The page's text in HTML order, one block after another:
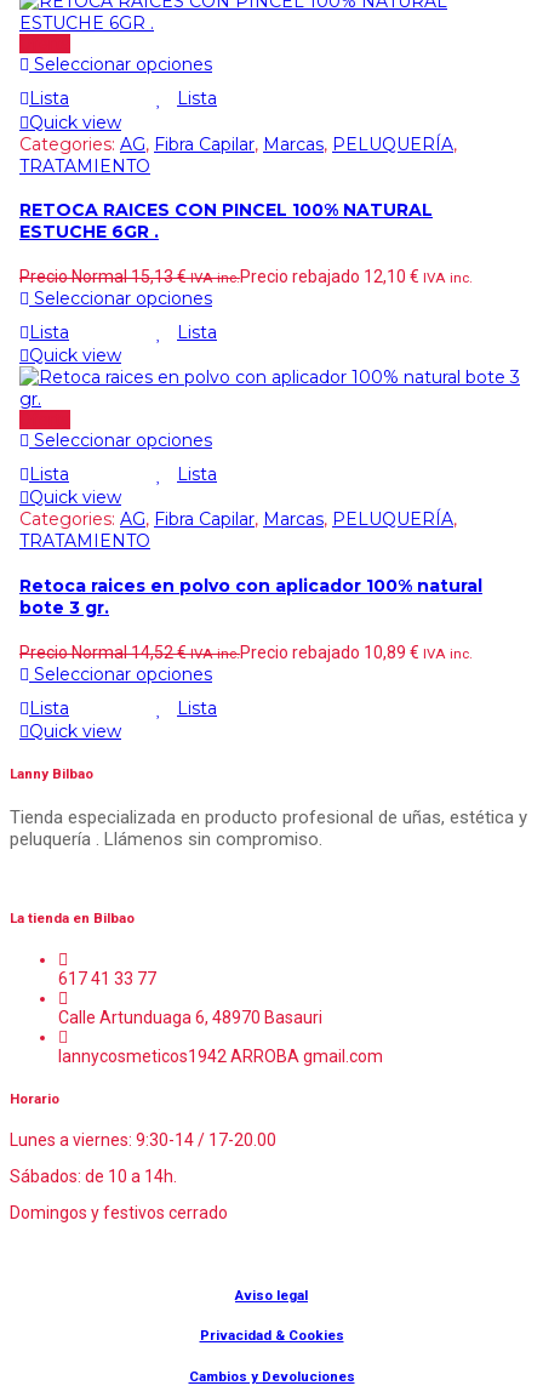
Seleccionar opciones
Lista
Lista
Quick view
Categories: AG, Fibra Capilar, Marcas, PELUQUERÍA,
TRATAMIENTO
RETOCA RAICES CON PINCEL 100% NATURAL
ESTUCHE 6GR .
Precio Normal15,13€ IVA inc.Precio rebajado 12,10 € IVA inc.
Seleccionar opciones
Lista
Lista
Quick view
Seleccionar opciones
Lista
Lista
Quick view
Categories: AG, Fibra Capilar, Marcas, PELUQUERÍA,
TRATAMIENTO
Retoca raices en polvo con aplicador 100% natural
bote 3 gr.
Precio Normal14,52€ IVA inc.Precio rebajado 10,89 € IVA inc.
Seleccionar opciones
Lista
Lista
Quick view
Lanny Bilbao
Tienda especializada en producto profesional de uñas, estética y
peluquería . Llámenos sin compromiso.
La tienda en Bilbao
617 41 33 77
Calle Artunduaga 6, 48970 Basauri
lannycosmeticos1942 ARROBA gmail.com
Horario
Lunes a viernes: 9:30-14 / 17-20.00
Sábados: de 10 a 14h.
Domingos y festivos cerrado
Aviso legal
Privacidad & Cookies
Cambios y Devoluciones